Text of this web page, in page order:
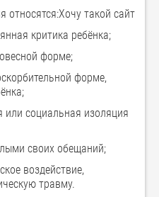
относятся:Хочу такой сайт
критика ребёнка;
форме;
форме,
или социальная изоляция
своих обещаний;
воздействие,
травму.